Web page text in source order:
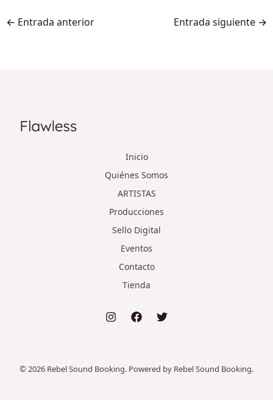
← Entrada anterior Entrada siguiente →
Inicio
Quiénes Somos
ARTISTAS
Producciones
Sello Digital
Eventos
Contacto
Tienda
© 2026 Rebel Sound Booking. Powered by Rebel Sound Booking.